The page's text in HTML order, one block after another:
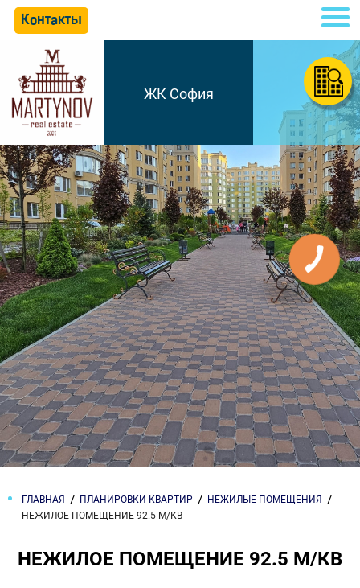
Контакты
ЖК София
ГЛАВНАЯ ПЛАНИРОВКИ КВАРТИР
НЕЖИЛЫЕ ПОМЕЩЕНИЯ
НЕЖИЛОЕ ПОМЕЩЕНИЕ 92.5 М/КВ
НЕЖИЛОЕ ПОМЕЩЕНИЕ 92.5 М/КВ